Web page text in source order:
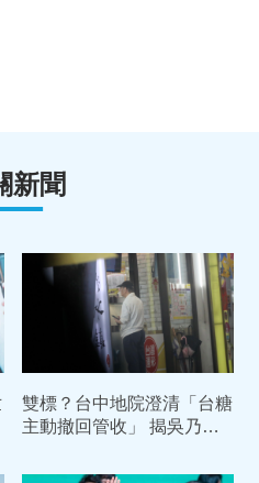
新聞
雙標？台中地院澄清「台糖
主動撤回管收」 揭吳乃仁
紙」